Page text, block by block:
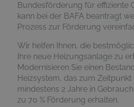
Bundesförderung für effiziente
kann bei der BAFA beantragt
Prozess zur Förderung
Wir helfen Ihnen, die
Ihre neue Heizungsanlage zu
Modernisieren Sie einen
Heizsystem, das zum Zeitpunkt
mindestens 2 Jahre in
zu 70 % Förderung erhalten.